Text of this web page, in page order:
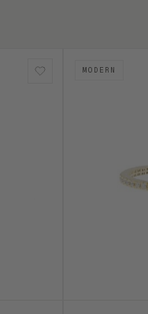
MODERN